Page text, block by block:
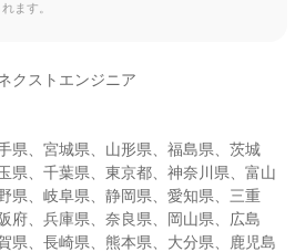
ます。
クストエンジニア
県、宮城県、山形県、福島県、茨城
県、千葉県、東京都、神奈川県、富山
県、岐阜県、静岡県、愛知県、三重
府、兵庫県、奈良県、岡山県、広島
県、長崎県、熊本県、大分県、鹿児島